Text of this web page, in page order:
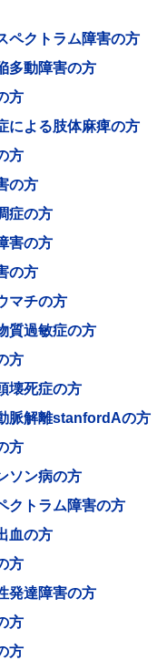
クトラム障害の方
多動障害の方
方
よる肢体麻痺の方
方
の方
症の方
害の方
の方
マチの方
質過敏症の方
方
壊死症の方
脈解離stanfordAの方
方
ソン病の方
クトラム障害の方
血の方
方
発達障害の方
方
方